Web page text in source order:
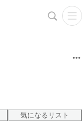
気になるリスト